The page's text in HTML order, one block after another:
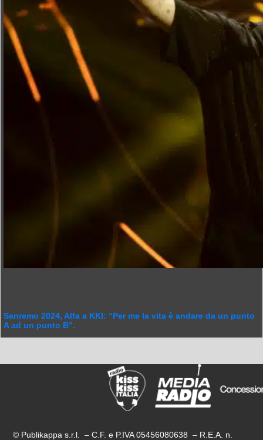
Sanremo 2024, Alfa a KKI: “Per me la vita è andare da un punto
A ad un punto B”.
© Publikappa s.r.l. – C.F. e P.IVA 05456080638 – R.E.A. n.